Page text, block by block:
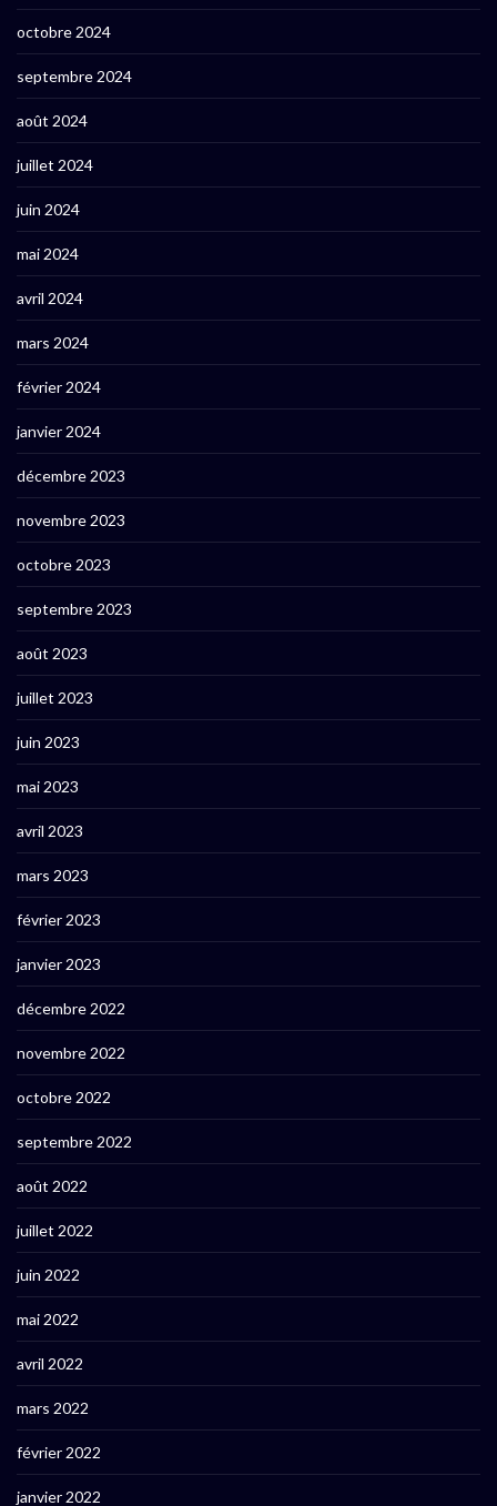
octobre 2024
septembre 2024
août 2024
juillet 2024
juin 2024
mai 2024
avril 2024
mars 2024
février 2024
janvier 2024
décembre 2023
novembre 2023
octobre 2023
septembre 2023
août 2023
juillet 2023
juin 2023
mai 2023
avril 2023
mars 2023
février 2023
janvier 2023
décembre 2022
novembre 2022
octobre 2022
septembre 2022
août 2022
juillet 2022
juin 2022
mai 2022
avril 2022
mars 2022
février 2022
janvier 2022